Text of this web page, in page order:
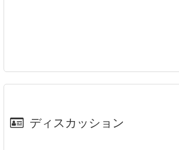
ディスカッション